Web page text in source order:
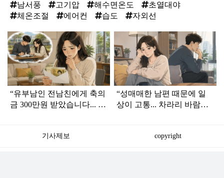
남서풍
고기압 해수면온도
초열대야
체온조절
에어컨 습도 자외선
탑
라
인
“유부남인 전남친에게 축의
금 300만원 받았습니다... 정
“성매매한 남편 때문에 일
상이 고통... 차라리 바람피
기사제보 copyright